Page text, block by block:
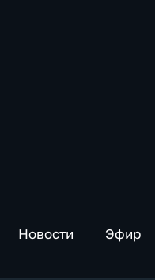
Новости Эфир